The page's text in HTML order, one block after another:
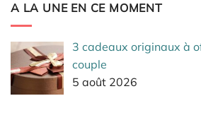
A LA UNE EN CE MOMENT
3 cadeaux originaux à
couple
5 août 2026